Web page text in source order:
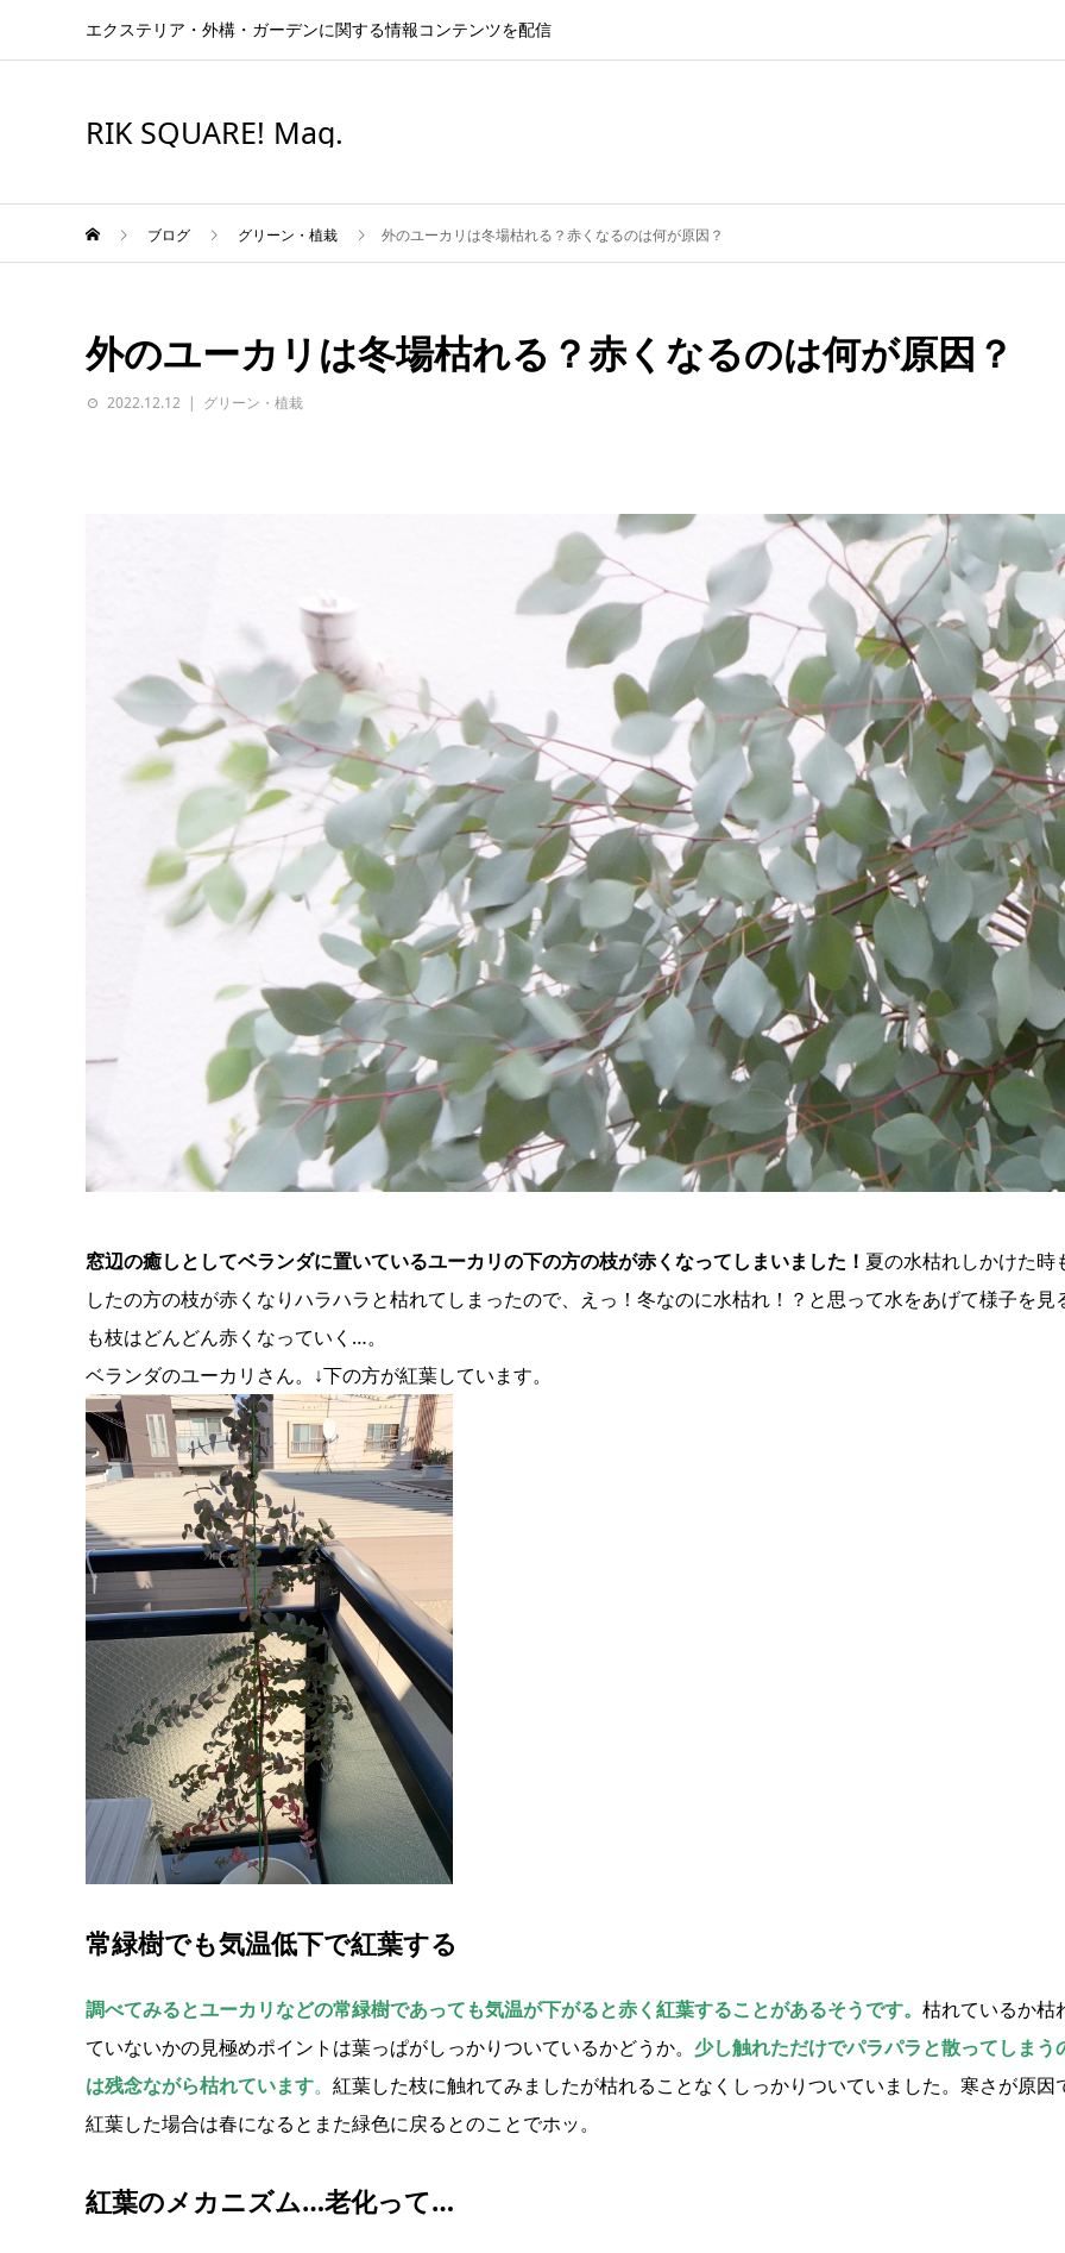
エクステリア・外構・ガーデンに関する情報コンテンツを配信
RIK SQUARE! Mag.
ブログ グリーン・植栽 外のユーカリは冬場枯れる？赤くなるのは何が原因？
外のユーカリは冬場枯れる？赤くなるのは何が原因？
2022.12.12 グリーン・植栽
窓辺の癒しとしてベランダに置いているユーカリの下の方の枝が赤くなってしまいました！ 夏の水枯れしかけた時
したの方の枝が赤くなりハラハラと枯れてしまったので、えっ！冬なのに水枯れ！？と思って水をあげて様子を見
も枝はどんどん赤くなっていく…。
ベランダのユーカリさん。↓下の方が紅葉しています。
常緑樹でも気温低下で紅葉する
調べてみるとユーカリなどの常緑樹であっても気温が下がると赤く紅葉することがあるそうです。 枯れているか枯
ていないかの見極めポイントは葉っぱがしっかりついているかどうか。 少し触れただけでパラパラと散ってしまう
は残念ながら枯れています。 紅葉した枝に触れてみましたが枯れることなくしっかりついていました。寒さが原因
紅葉した場合は春になるとまた緑色に戻るとのことでホッ。
紅葉のメカニズム…老化って…